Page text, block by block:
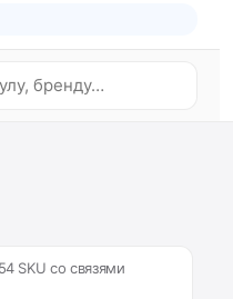
SKU со связями